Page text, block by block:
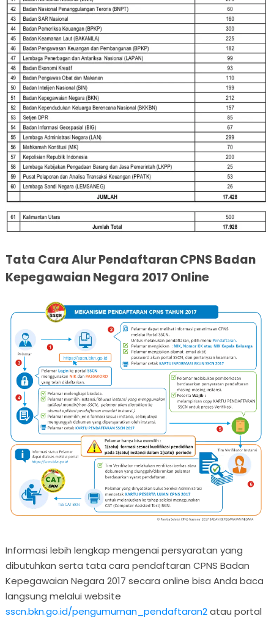
Tata Cara Alur Pendaftaran CPNS Badan
Kepegawaian Negara 2017 Online
Informasi lebih lengkap mengenai persyaratan yang
dibutuhkan serta tata cara pendaftaran CPNS Badan
Kepegawaian Negara 2017 secara online bisa Anda baca
langsung melalui website
sscn.bkn.go.id/pengumuman_pendaftaran2atau portal